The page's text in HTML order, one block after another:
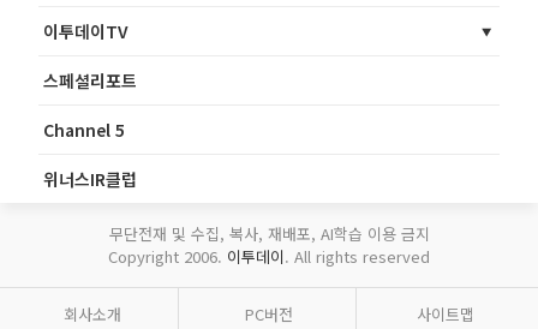
이투데이TV
스페셜리포트
Channel 5
위너스IR클럽
무단전재 및 수집, 복사, 재배포, AI학습 이용 금지
Copyright 2006. 이투데이. All rights reserved
회사소개 PC버전 사이트맵